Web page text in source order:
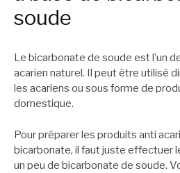
soude
Le bicarbonate de soude est l’un
acarien naturel. Il peut être utilisé
les acariens ou sous forme de
domestique.
Pour préparer les produits anti
bicarbonate, il faut juste effectuer
un peu de bicarbonate de soude.